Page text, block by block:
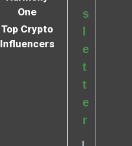
One
Top Crypto
Influencers
s
e
t
t
e
r